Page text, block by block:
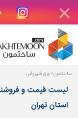
دکوراسیون
بتن
های
بتنی
درب
ساختمون ورق شیروانی
لیست قیمت و
استان تهران